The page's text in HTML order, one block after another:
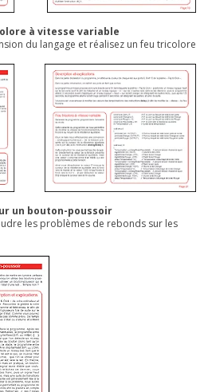
à vitesse variable
du langage et réalisez un feu tricolore
un bouton-poussoir
les problèmes de rebonds sur les